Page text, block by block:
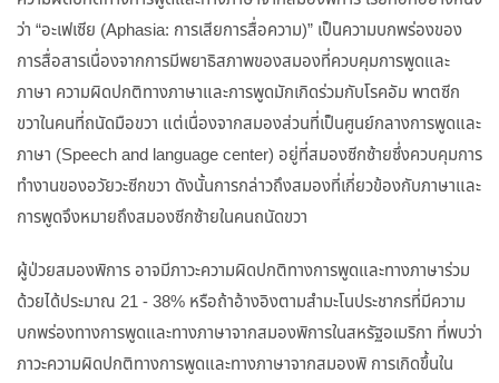
ว่า “อะเฟเซีย (Aphasia: การเสียการสื่อความ)” เป็นความบกพร่องของ
การสื่อสารเนื่องจากการมีพยาธิสภาพของสมองที่ควบคุมการพูดและ
ภาษา ความผิดปกติทางภาษาและการพูดมักเกิดร่วมกับโรคอัม พาตซีก
ขวาในคนที่ถนัดมือขวา แต่เนื่องจากสมองส่วนที่เป็นศูนย์กลางการพูดและ
ภาษา (Speech and language center) อยู่ที่สมองซีกซ้ายซึ่งควบคุมการ
ทำงานของอวัยวะซีกขวา ดังนั้นการกล่าวถึงสมองที่เกี่ยวข้องกับภาษาและ
การพูดจึงหมายถึงสมองซีกซ้ายในคนถนัดขวา
ผู้ป่วยสมองพิการ อาจมีภาวะความผิดปกติทางการพูดและทางภาษาร่วม
ด้วยได้ประมาณ 21 - 38% หรือถ้าอ้างอิงตามสำมะโนประชากรที่มีความ
บกพร่องทางการพูดและทางภาษาจากสมองพิการในสหรัฐอเมริกา ที่พบว่า
ภาวะความผิดปกติทางการพูดและทางภาษาจากสมองพิ การเกิดขึ้นใน